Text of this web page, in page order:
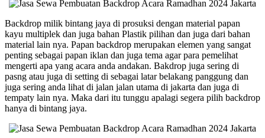
Backdrop milik bintang jaya di prosuksi dengan material papan
kayu multiplek dan juga bahan Plastik pilihan dan juga dari bahan
material lain nya. Papan backdrop merupakan elemen yang sangat
penting sebagai papan iklan dan juga tema agar para pemelihat
mengerti apa yang acara anda andakan. Bakdrop juga sering di
pasng atau juga di setting di sebagai latar belakang panggung dan
juga sering anda lihat di jalan jalan utama di jakarta dan juga di
tempaty lain nya. Maka dari itu tunggu apalagi segera pilih backdrop
hanya di bintang jaya.